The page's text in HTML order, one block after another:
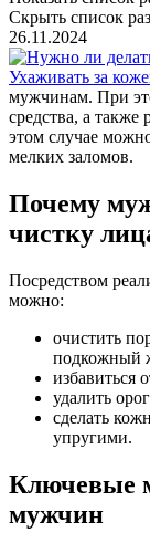
Скрыть список
26.11.2024
Ухаживать за
мужчинам. При
средства, а также
этом случае
мелких заломов.
Почему
чистку
Посредством
можно:
очистить
подкожный
избавиться
удалить
сделать
упругими.
Ключевые
мужчин